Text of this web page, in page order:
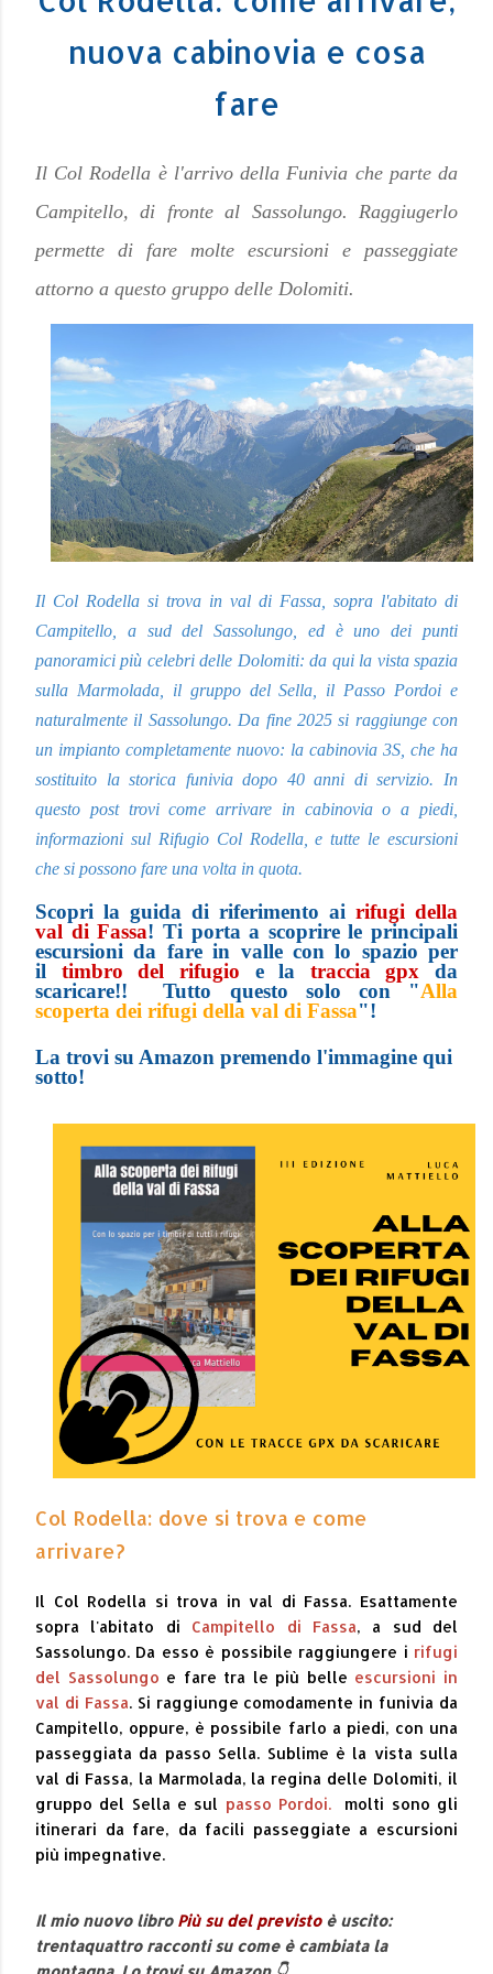
nuova cabinovia e cosa
fare
Il Col Rodella è l'arrivo della Funivia che parte da
Campitello, di fronte al Sassolungo. Raggiugerlo
permette di fare molte escursioni e passeggiate
attorno a questo gruppo delle Dolomiti.
Il Col Rodella si trova in val di Fassa, sopra l'abitato di
Campitello, a sud del Sassolungo, ed è uno dei punti
panoramici più celebri delle Dolomiti: da qui la vista spazia
sulla Marmolada, il gruppo del Sella, il Passo Pordoi e
naturalmente il Sassolungo. Da fine 2025 si raggiunge con
un impianto completamente nuovo: la cabinovia 3S, che ha
sostituito la storica funivia dopo 40 anni di servizio. In
questo post trovi come arrivare in cabinovia o a piedi,
informazioni sul Rifugio Col Rodella, e tutte le escursioni
che si possono fare una volta in quota.
Scopri la guida di riferimento ai rifugi della
val di Fassa! Ti porta a scoprire le principali
escursioni da fare in valle con lo spazio per
il
timbro del rifugio e la traccia gpx da
scaricare!! Tutto questo solo con "Alla
scoperta dei rifugi della val di Fassa"!
La trovi su Amazon premendo l'immagine qui
sotto!
Col Rodella: dove si trova e come
arrivare?
Il Col Rodella si trova in val di Fassa. Esattamente
sopra l'abitato di Campitello di Fassa, a sud del
Sassolungo. Da esso è possibile raggiungere i rifugi
del Sassolungo e fare tra le più belle escursioni in
val di Fassa. Si raggiunge comodamente in funivia da
Campitello, oppure, è possibile farlo a piedi, con una
passeggiata da passo Sella. Sublime è la vista sulla
val di Fassa, la Marmolada, la regina delle Dolomiti, il
gruppo del Sella e sul passo Pordoi.molti sono gli
itinerari da fare, da facili passeggiate a escursioni
più impegnative.
Il mio nuovo libro Più su del previstoè uscito:
trentaquattro racconti su come è cambiata la